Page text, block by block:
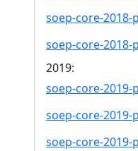
soep-core-
soep-core-2018-
2019:
soep-core-
soep-core-2019-
soep-core-2019-